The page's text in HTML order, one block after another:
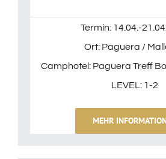
Termin: 14.04.-
Ort: Paguera /
Camphotel: Paguera Treff
LEVEL: 1-2
MEHR